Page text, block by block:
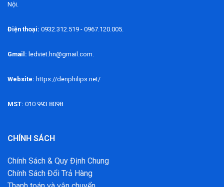
Nội.
Điện thoại: 0932.312.519 - 0967.120.005.
Gmail: ledviet.hn@gmail.com.
Website: https://denphilips.net/
MST: 010 993 8098.
CHÍNH SÁCH
Chính Sách & Quy Định Chung
Chính Sách Đổi Trả Hàng